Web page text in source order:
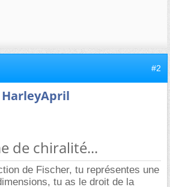
#2
HarleyApril
de chiralité...
de Fischer, tu représentes une
tu as le droit de la